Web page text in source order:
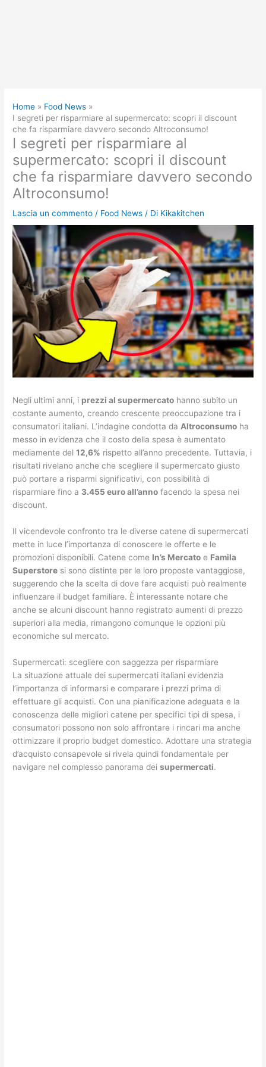
Home
Food News
I segreti per risparmiare al supermercato: scopri il discount
che fa risparmiare davvero secondo Altroconsumo!
I segreti per risparmiare al
supermercato: scopri il discount
che fa risparmiare davvero secondo
Altroconsumo!
Lascia un commento / Food News / Di Kikakitchen
Negli ultimi anni, i prezzi al supermercato hanno subito un
costante aumento, creando crescente preoccupazione tra i
consumatori italiani. L’indagine condotta da Altroconsumo ha
messo in evidenza che il costo della spesa è aumentato
mediamente del12,6% rispetto all’anno precedente. Tuttavia, i
risultati rivelano anche che scegliere il supermercato giusto
può portare a risparmi significativi, con possibilità di
risparmiare fino a 3.455 euro all’anno facendo la spesa nei
discount.
Il vicendevole confronto tra le diverse catene di supermercati
mette in luce l’importanza di conoscere le offerte e le
promozioni disponibili. Catene come In’s Mercato e Famila
Superstore si sono distinte per le loro proposte vantaggiose,
suggerendo che la scelta di dove fare acquisti può realmente
influenzare il budget familiare. È interessante notare che
anche se alcuni discount hanno registrato aumenti di prezzo
superiori alla media, rimangono comunque le opzioni più
economiche sul mercato.
Supermercati: scegliere con saggezza per risparmiare
La situazione attuale dei supermercati italiani evidenzia
l’importanza di informarsi e comparare i prezzi prima di
effettuare gli acquisti. Con una pianificazione adeguata e la
conoscenza delle migliori catene per specifici tipi di spesa, i
consumatori possono non solo affrontare i rincari ma anche
ottimizzare il proprio budget domestico. Adottare una strategia
d’acquisto consapevole si rivela quindi fondamentale per
navigare nel complesso panorama deisupermercati.